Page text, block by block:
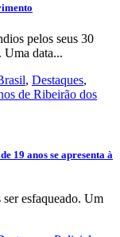
pelos seus 30
Uma data...
, Destaques,
de Ribeirão dos
19 anos se apresenta à
esfaqueado. Um